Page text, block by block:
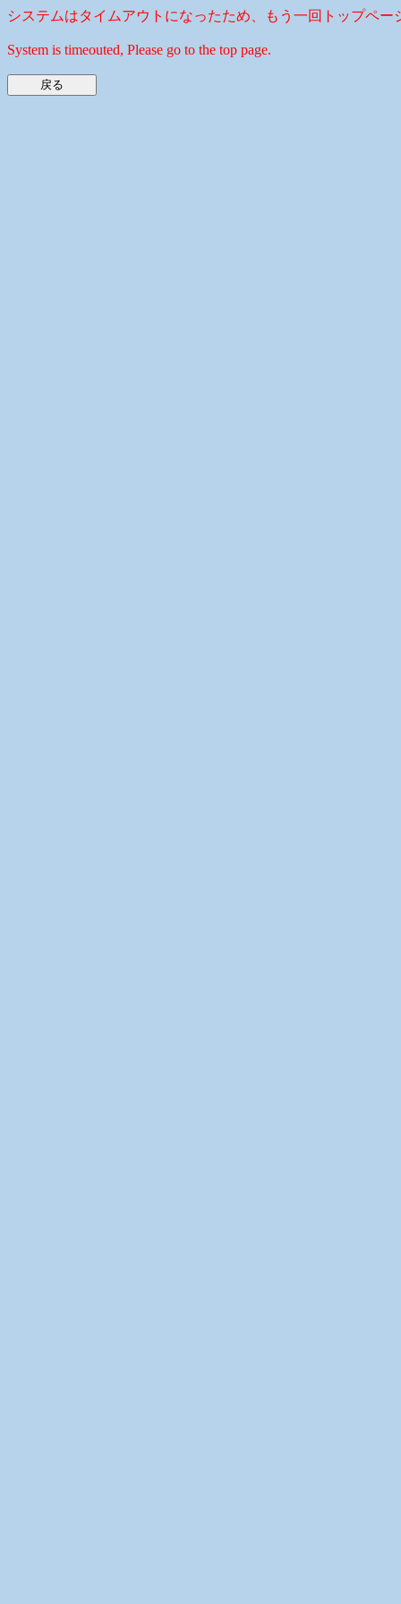
システムはタイムアウトになったため、もう一回トップペー
System is timeouted, Please go to the top page.